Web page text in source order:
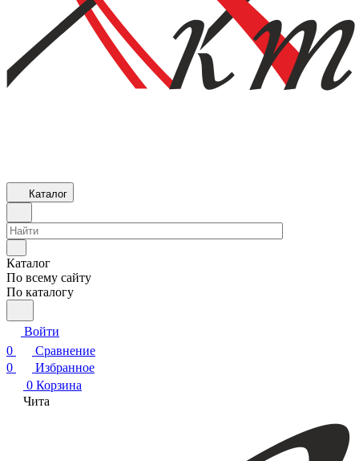
Каталог
Каталог
По всему сайту
По каталогу
Войти
0
Сравнение
0
Избранное
0 Корзина
Чита